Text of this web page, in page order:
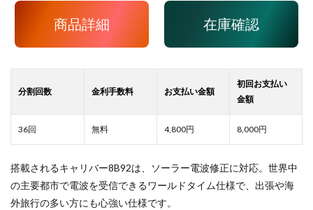
商品詳細 在庫確認
4,800 8,000
搭載されるキャリバー8B92は、ソーラー電波修正に対応。世界中
の主要都市で電波を受信できるワールドタイム仕様で、出張や海
外旅行の多い方にも心強い仕様です。